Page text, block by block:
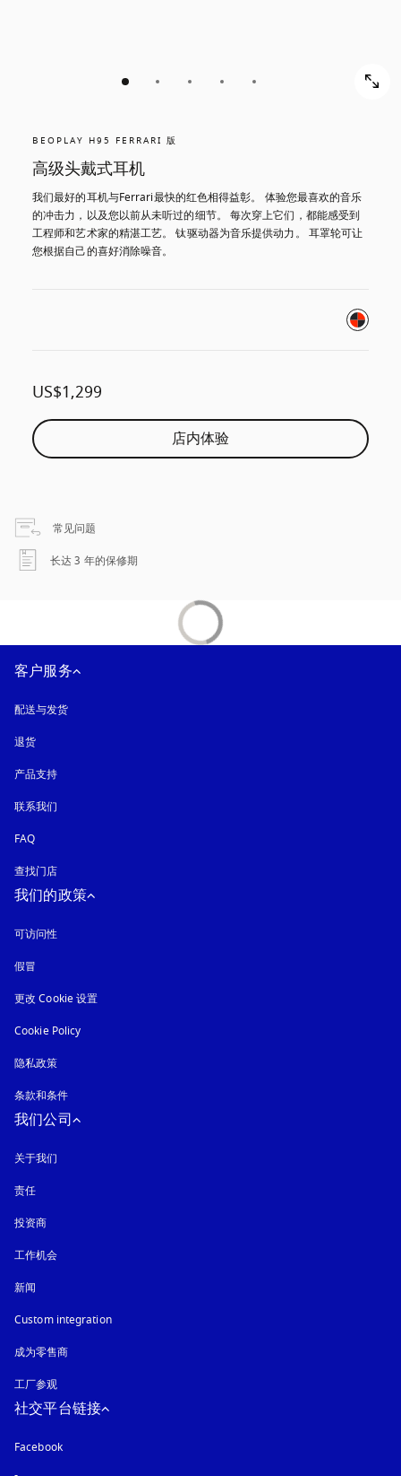
BEOPLAY H95 FERRARI 版
高级头戴式耳机
我们最好的耳机与Ferrari最快的红色相得益彰。 体验您最喜欢的音乐
的冲击力，以及您以前从未听过的细节。 每次穿上它们，都能感受到
工程师和艺术家的精湛工艺。 钛驱动器为音乐提供动力。 耳罩轮可让
您根据自己的喜好消除噪音。
US$1,299
店内体验
常见问题
长达 3 年的保修期
客户服务
配送与发货
退货
产品支持
联系我们
FAQ
查找门店
我们的政策
可访问性
假冒
更改 Cookie 设置
Cookie Policy
隐私政策
条款和条件
我们公司
关于我们
责任
投资商
工作机会
新闻
Custom integration
成为零售商
工厂参观
社交平台链接
Facebook